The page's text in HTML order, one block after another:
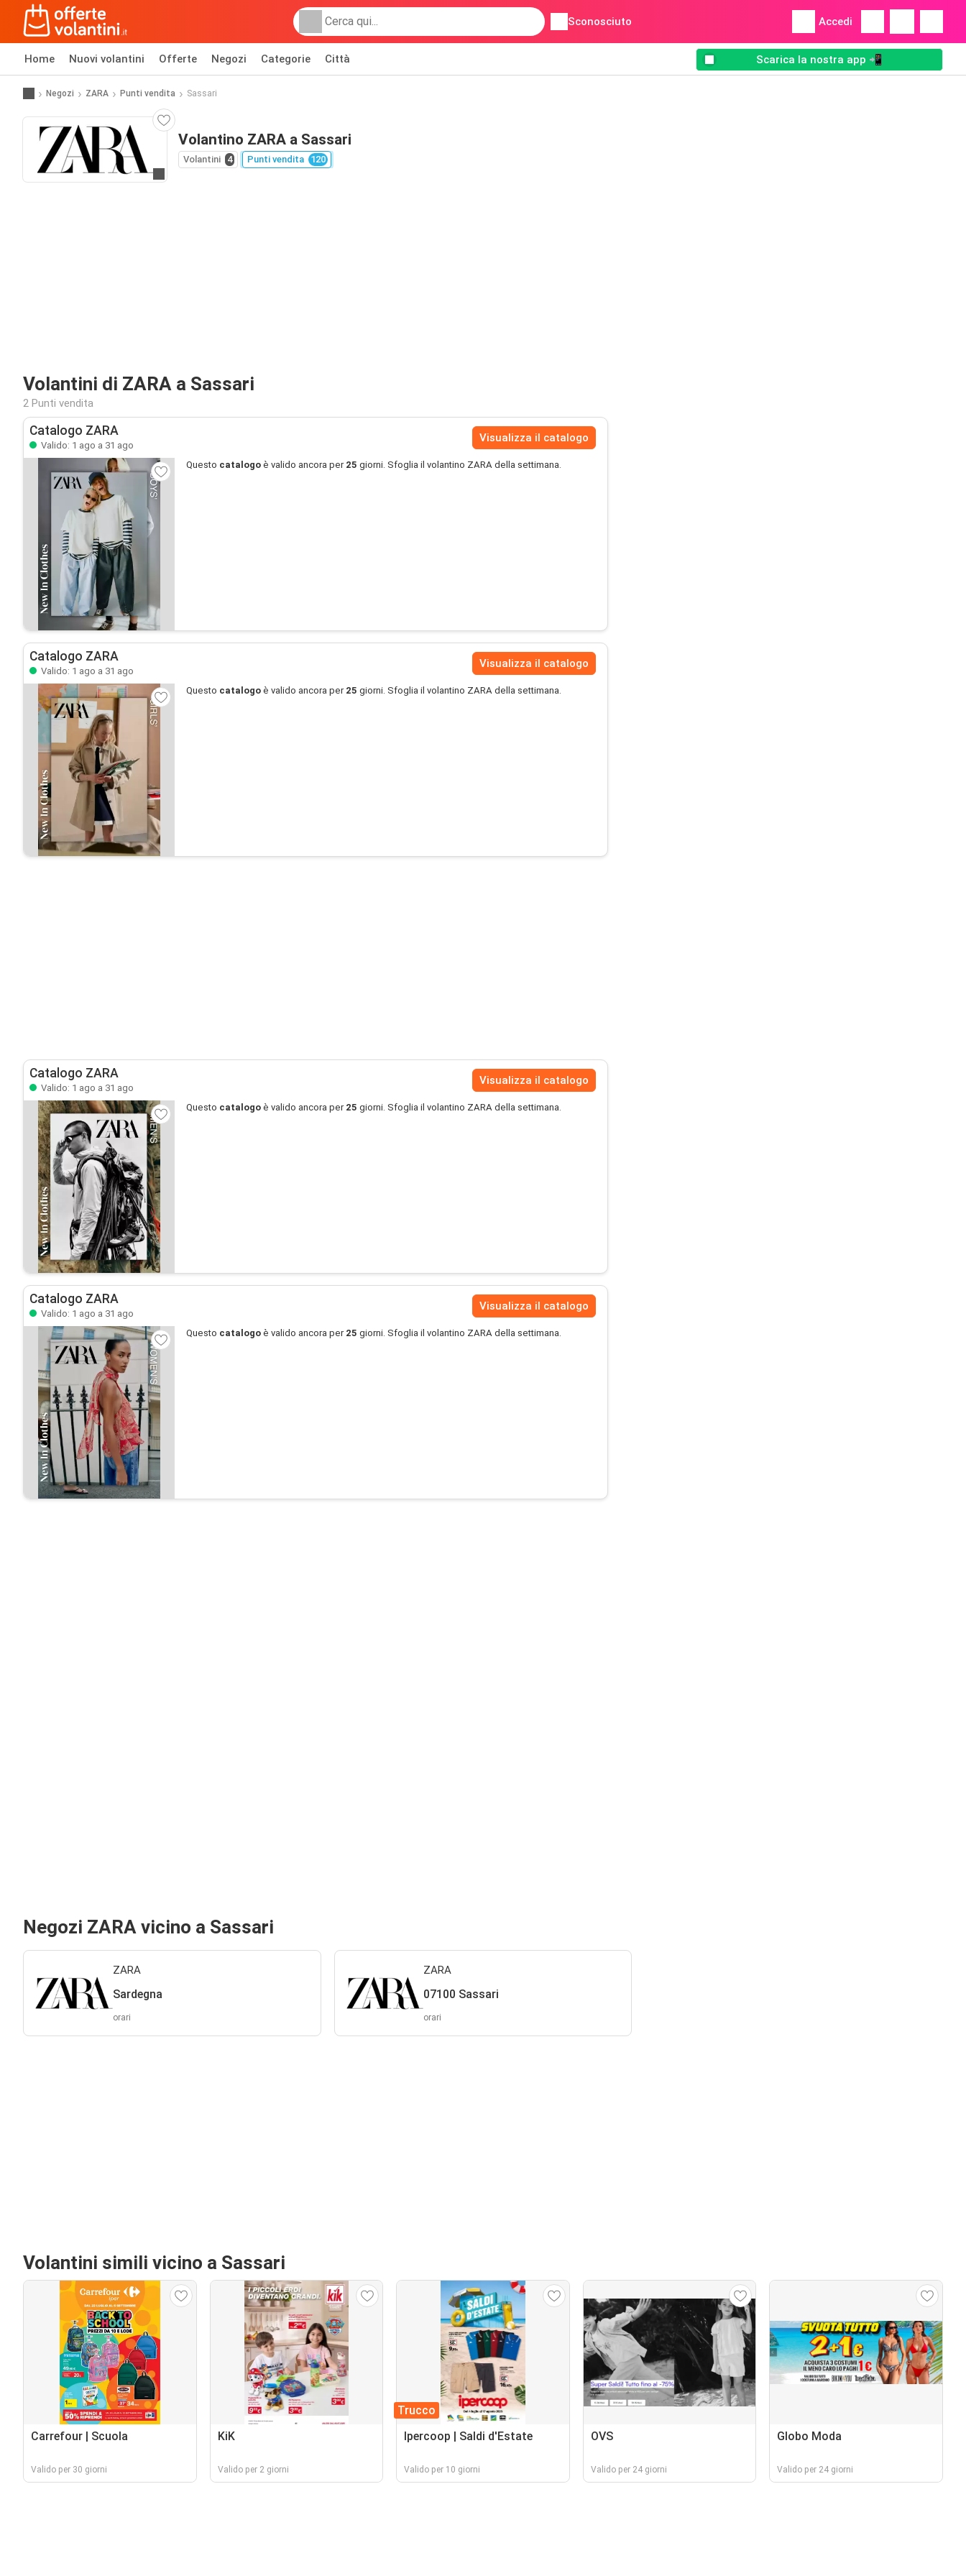
Sconosciuto Accedi
Home Nuovi volantini Offerte Negozi Categorie Città Scarica la nostra app 📲
Negozi ZARA Punti vendita Sassari
Volantino ZARA a Sassari
Volantini 4 Punti vendita 120
Volantini di ZARA a Sassari
2 Punti vendita
Catalogo ZARA
Valido: 1 ago a 31 ago
Visualizza il catalogo
Questo catalogo è valido ancora per 25 giorni. Sfoglia il volantino ZARA della settimana.
Catalogo ZARA
Valido: 1 ago a 31 ago
Visualizza il catalogo
Questo catalogo è valido ancora per 25 giorni. Sfoglia il volantino ZARA della settimana.
Catalogo ZARA
Valido: 1 ago a 31 ago
Visualizza il catalogo
Questo catalogo è valido ancora per 25 giorni. Sfoglia il volantino ZARA della settimana.
Catalogo ZARA
Valido: 1 ago a 31 ago
Visualizza il catalogo
Questo catalogo è valido ancora per 25 giorni. Sfoglia il volantino ZARA della settimana.
Negozi ZARA vicino a Sassari
ZARA
Sardegna
orari
ZARA
07100 Sassari
orari
Volantini simili vicino a Sassari
Carrefour | Scuola
Valido per 30 giorni
KiK
Valido per 2 giorni
Trucco
Ipercoop | Saldi d'Estate
Valido per 10 giorni
OVS
Valido per 24 giorni
Globo Moda
Valido per 24 giorni